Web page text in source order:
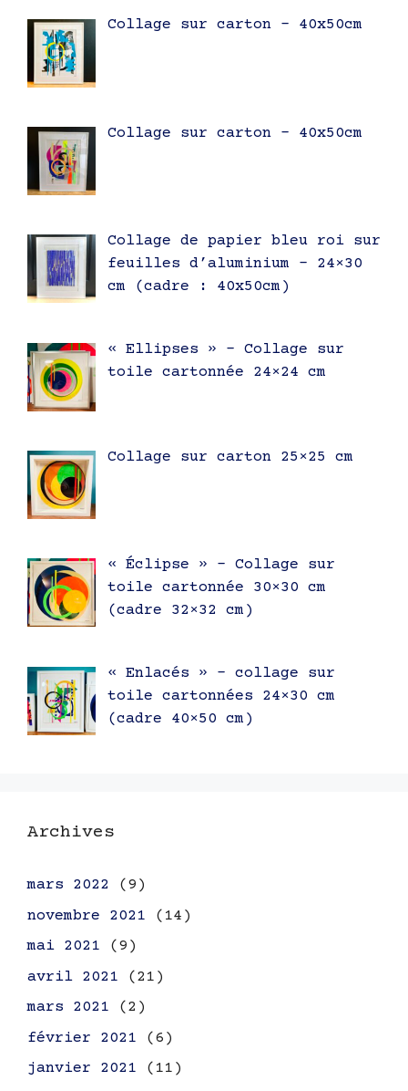
Collage sur carton – 40x50cm
Collage sur carton – 40x50cm
Collage de papier bleu roi sur
feuilles d’aluminium – 24×30
cm (cadre : 40x50cm)
« Ellipses » – Collage sur
toile cartonnée 24×24 cm
Collage sur carton 25×25 cm
« Éclipse » – Collage sur
toile cartonnée 30×30 cm
(cadre 32×32 cm)
« Enlacés » – collage sur
toile cartonnées 24×30 cm
(cadre 40×50 cm)
Archives
mars 2022
(9)
novembre 2021 (14)
mai 2021 (9)
avril 2021 (21)
mars 2021 (2)
février 2021 (6)
janvier 2021 (11)